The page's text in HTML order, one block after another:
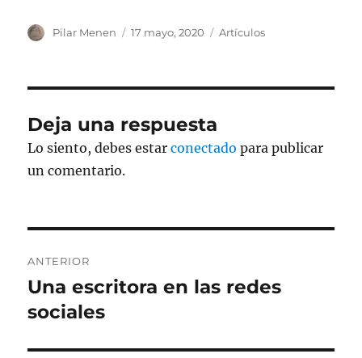
Autor
Pilar Menen
Publicado
17 mayo, 2020 Categorías
Artículos
Deja una respuesta
Lo siento, debes estarconectado para publicar
un comentario.
de
entradas
ANTERIOR
Entrada
anterior:
Una escritora en las redes
sociales